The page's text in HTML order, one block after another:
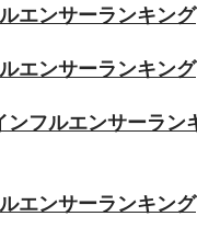
エンサーランキング
エンサーランキング
フルエンサーラン
エンサーランキング